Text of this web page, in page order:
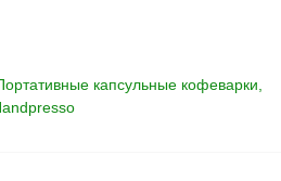
капсульные кофеварки